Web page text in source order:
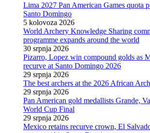
Lima 2027 Pan American Games quota
Santo Domingo
5 kolovoza 2026
World Archery Knowledge Sharing
programme expands around the world
30 srpnja 2026
Pizarro, Lopez win compound golds as
recurve at Santo Domingo 2026
29 srpnja 2026
The best archers at the 2026 African
29 srpnja 2026
Pan American gold medallists Grande,
World Cup Final
29 srpnja 2026
Mexico retains recurve crown, El